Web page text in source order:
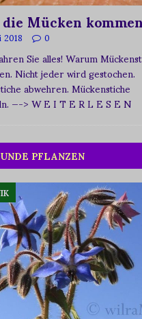
Mücken kommen
0
Sie alles! Warum
Nicht jeder wird gestochen.
abwehren. Mückenstiche
—-> W E I T E R L E S E N
PFLANZEN